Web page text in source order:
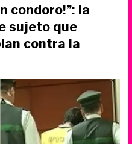
condoro!”: la
sujeto que
contra la